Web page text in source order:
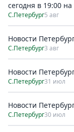
сегодня в 19:00
С.Петербург5 авг
Новости
С.Петербург3 авг
Новости
С.Петербург31 июл
Новости
С.Петербург30 июл